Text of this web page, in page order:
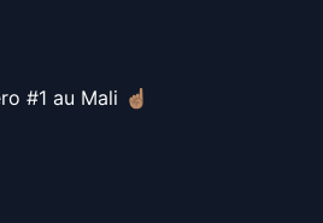
#1 au Mali ☝🏽